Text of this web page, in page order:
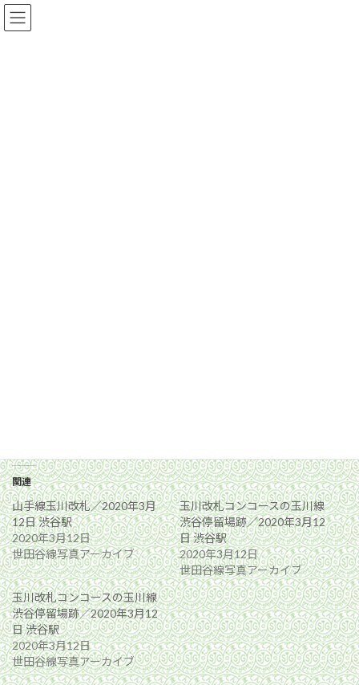
コ
ン
ナ
ビ
関連
山手線玉川改札／2020年3月
12日 渋谷駅
2020年3月12日
世田谷線写真アーカイブ
玉川改札コンコースの玉川線
渋谷停留場跡／2020年3月12
日 渋谷駅
2020年3月12日
世田谷線写真アーカイブ
玉川改札コンコースの玉川線
渋谷停留場跡／2020年3月12
日 渋谷駅
2020年3月12日
世田谷線写真アーカイブ